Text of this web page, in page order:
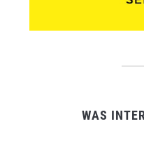
WAS